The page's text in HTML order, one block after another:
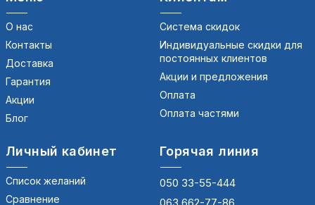
О нас
Контакты
Доставка
Гарантия
Акции
Блог
Система скидок
Индивидуальные скидки для
постоянных клиентов
Акции и предложения
Оплата
Оплата частями
Личный кабинет
Список желаний
Сравнение
Горячая линия
050 33-55-444